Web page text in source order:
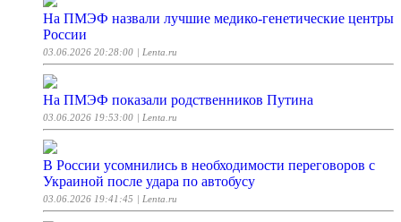
На ПМЭФ назвали лучшие медико-генетические центры
России
03.06.2026 20:28:00 | Lenta.ru
На ПМЭФ показали родственников Путина
03.06.2026 19:53:00 | Lenta.ru
В России усомнились в необходимости переговоров с
Украиной после удара по автобусу
03.06.2026 19:41:45 | Lenta.ru